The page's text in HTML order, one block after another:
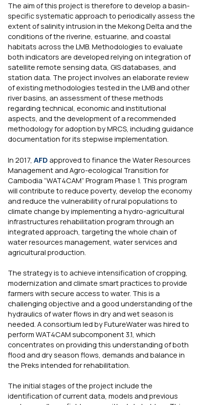
The aim of this project is therefore to develop a basin-
specific systematic approach to periodically assess the
extent of salinity intrusion in the Mekong Delta and the
conditions of the riverine, estuarine, and coastal
habitats across the LMB. Methodologies to evaluate
both indicators are developed relying on integration of
satellite remote sensing data, GIS databases, and
station data. The project involves an elaborate review
of existing methodologies tested in the LMB and other
river basins, an assessment of these methods
regarding technical, economic and institutional
aspects, and the development of a recommended
methodology for adoption by MRCS, including guidance
documentation for its stepwise implementation.
In 2017, AFD approved to finance the Water Resources
Management and Agro-ecological Transition for
Cambodia “WAT4CAM” Program Phase 1. This program
will contribute to reduce poverty, develop the economy
and reduce the vulnerability of rural populations to
climate change by implementing a hydro-agricultural
infrastructures rehabilitation program through an
integrated approach, targeting the whole chain of
water resources management, water services and
agricultural production.
The strategy is to achieve intensification of cropping,
modernization and climate smart practices to provide
farmers with secure access to water. This is a
challenging objective and a good understanding of the
hydraulics of water flows in dry and wet season is
needed. A consortium led by FutureWater was hired to
perform WAT4CAM subcomponent 3.1, which
concentrates on providing this understanding of both
flood and dry season flows, demands and balance in
the Preks intended for rehabilitation.
The initial stages of the project include the
identification of current data, models and previous